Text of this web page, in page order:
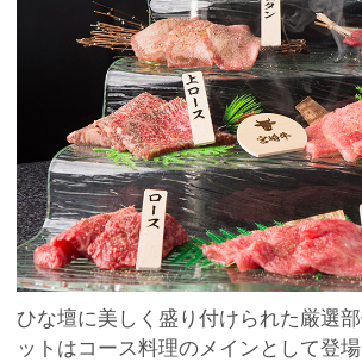
ひな壇に美しく盛り付けられた厳選
ットはコース料理のメインとして登場